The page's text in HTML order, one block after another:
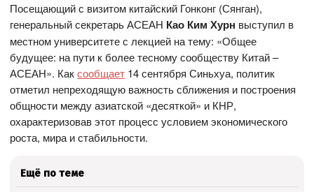
Посещающий с визитом китайский Гонконг (Сянган),
генеральный секретарь АСЕАН Као Ким Хурн выступил в
местном университете с лекцией на тему: «Общее
будущее: на пути к более тесному сообществу Китай –
АСЕАН». Каксообщает 14 сентября Синьхуа, политик
отметил непреходящую важность сближения и построения
общности между азиатской «десяткой» и КНР,
охарактеризовав этот процесс условием экономического
роста, мира и стабильности.
Ещё по теме